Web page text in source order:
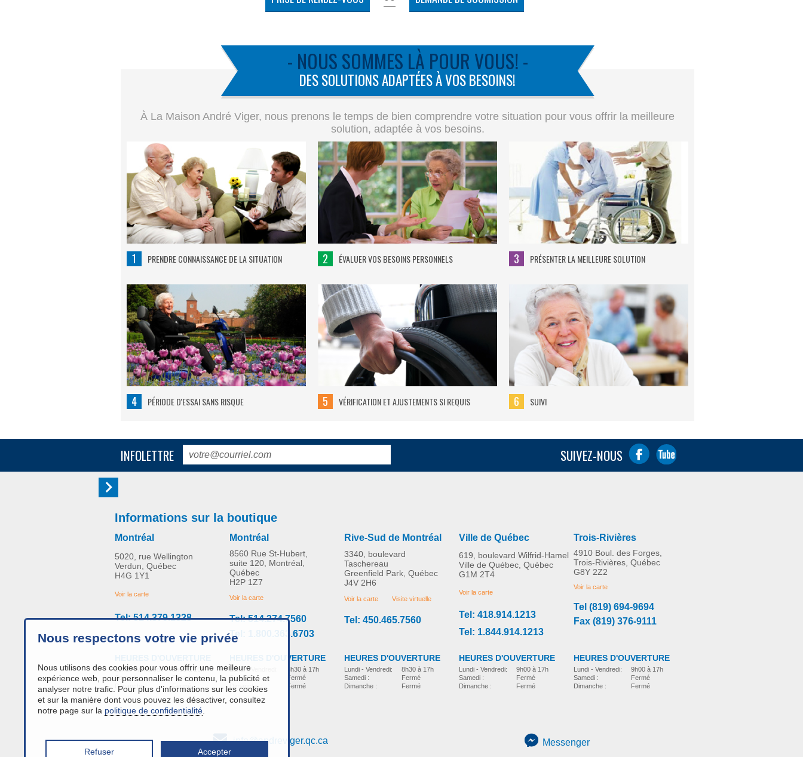
Nous respectons votre vie privée
Nous utilisons des cookies pour vous offrir une meilleure
expérience web, pour personnaliser le contenu, la publicité et
analyser notre trafic. Pour plus d'informations sur les cookies
et sur la manière dont vous pouvez les désactiver, consultez
notre page sur la politique de confidentialité.
Refuser Accepter
- NOUS SOMMES LÀ POUR VOUS! -
DES SOLUTIONS ADAPTÉES À VOS BESOINS!
À La Maison André Viger, nous prenons le temps de bien comprendre votre situation pour vous offrir la meilleure
solution, adaptée à vos besoins.
1 PRENDRE CONNAISSANCE DE LA SITUATION 2 ÉVALUER VOS BESOINS PERSONNELS 3 PRÉSENTER LA MEILLEURE SOLUTION
4 PÉRIODE D'ESSAI SANS RISQUE 5 VÉRIFICATION ET AJUSTEMENTS SI REQUIS 6 SUIVI
INFOLETTRE SUIVEZ-NOUS
Informations sur la boutique
Montréal
5020, rue Wellington
Verdun, Québec
H4G 1Y1
Voir la carte
Tel: 514.379.1328
Lundi - Vendredi:
Samedi :
Dimanche :
9h00 à 16h
Fermé
Montréal
8560 Rue St-Hubert,
suite 120, Montréal,
Québec
H2P 1Z7
Voir la carte
Tel: 514.274.7560
Tel: 1.800.363.6703
HEURES D'OUVERTURE
Lundi - Vendredi:
Samedi :
Dimanche :
8h30 à 17h
Fermé
Fermé
Rive-Sud de Montréal
3340, boulevard
Taschereau
Greenfield Park, Québec
J4V 2H6
Voir la carte Visite virtuelle
Tel: 450.465.7560
HEURES D'OUVERTURE
Lundi - Vendredi:
Samedi :
Dimanche :
8h30 à 17h
Fermé
Fermé
Ville de Québec
619, boulevard Wilfrid-Hamel
Ville de Québec, Québec
G1M 2T4
Voir la carte
Tel: 418.914.1213
Tel: 1.844.914.1213
HEURES D'OUVERTURE
Lundi - Vendredi:
Samedi :
Dimanche :
9h00 à 17h
Fermé
Fermé
Trois-Rivières
4910 Boul. des Forges,
Trois-Rivières, Québec
G8Y 2Z2
Voir la carte
Tel (819) 694-9694
Fax (819) 376-9111
HEURES D'OUVERTURE
Lundi - Vendredi:
Samedi :
Dimanche :
9h00 à 17h
Fermé
Fermé
info@andreviger.qc.ca Messenger